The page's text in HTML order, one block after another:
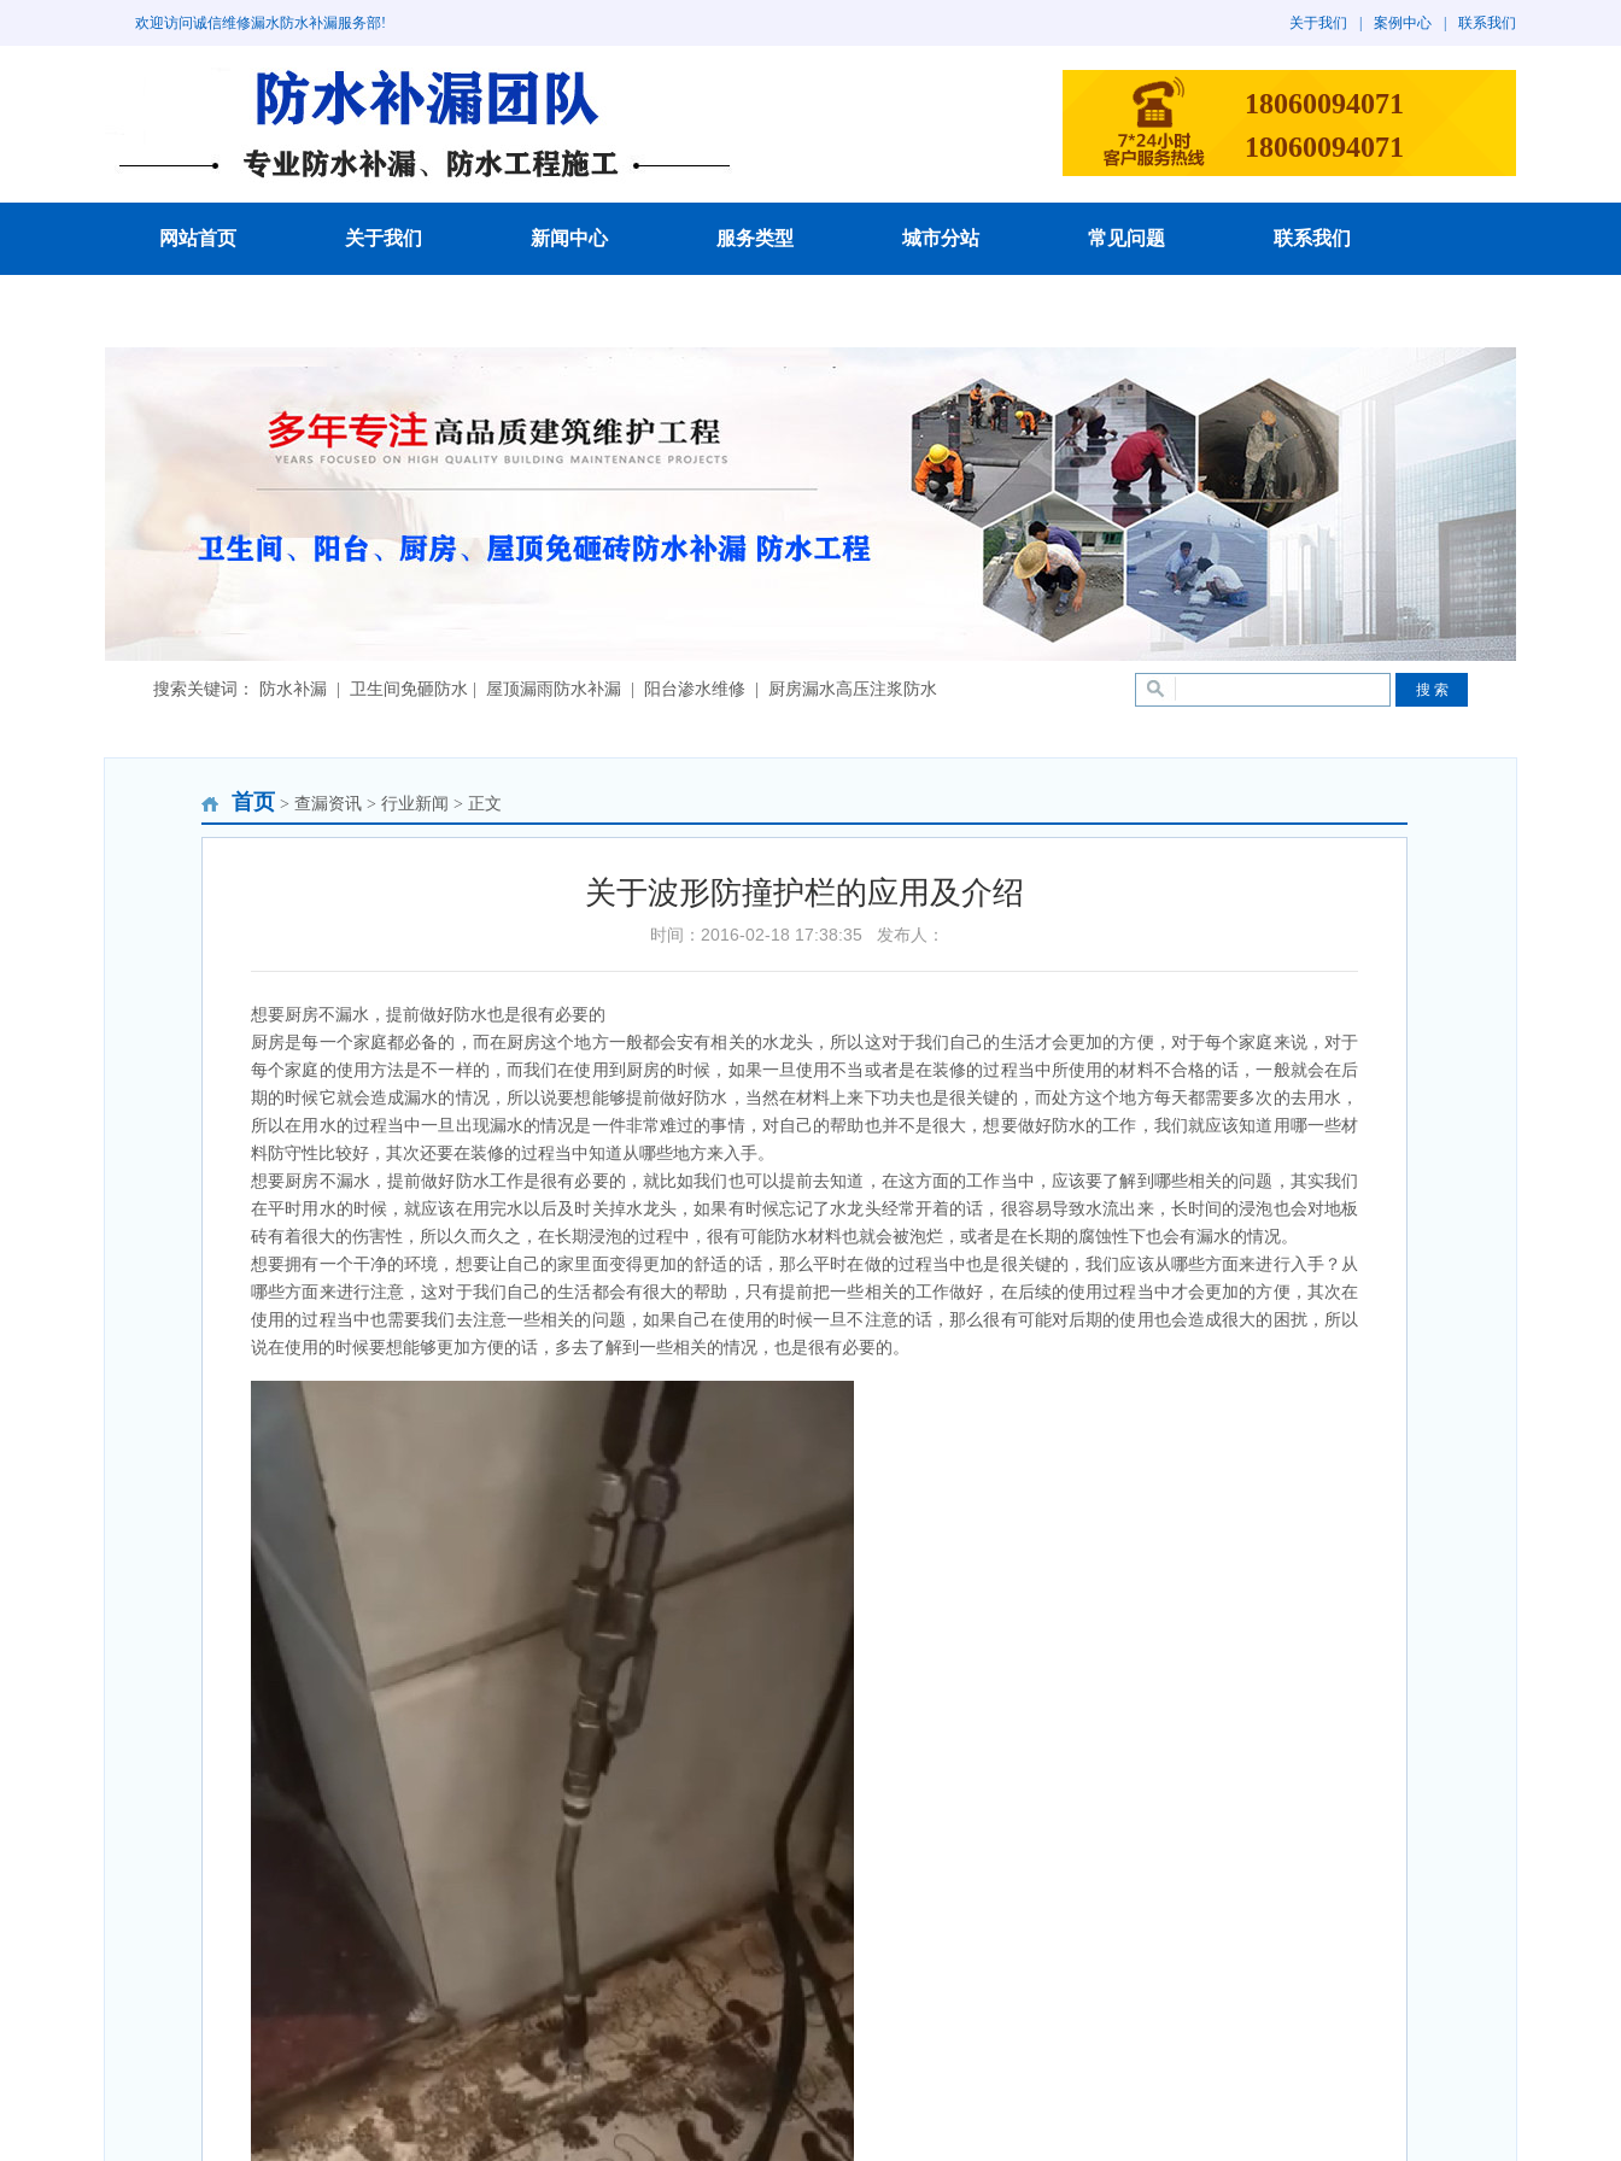
欢迎访问诚信维修漏水防水补漏服务部! 关于我们 案例中心 联系我们
18060094071
18060094071
网站首页 关于我们 新闻中心 服务类型 城市分站 常见问题 联系我们
搜索关键词： 防水补漏 | 卫生间免砸防水 | 屋顶漏雨防水补漏 | 阳台渗水维修 | 厨房漏水高压注浆防水
首页 > 查漏资讯 > 行业新闻 > 正文
关于波形防撞护栏的应用及介绍
时间：2016-02-18 17:38:35 发布人：
想要厨房不漏水，提前做好防水也是很有必要的
厨房是每一个家庭都必备的，而在厨房这个地方一般都会安有相关的水龙头，所以这对于我们自己的生活才会更加的方便，对于每个家庭来说，对于
每个家庭的使用方法是不一样的，而我们在使用到厨房的时候，如果一旦使用不当或者是在装修的过程当中所使用的材料不合格的话，一般就会在后
期的时候它就会造成漏水的情况，所以说要想能够提前做好防水，当然在材料上来下功夫也是很关键的，而处方这个地方每天都需要多次的去用水，
所以在用水的过程当中一旦出现漏水的情况是一件非常难过的事情，对自己的帮助也并不是很大，想要做好防水的工作，我们就应该知道用哪一些材
料防守性比较好，其次还要在装修的过程当中知道从哪些地方来入手。
想要厨房不漏水，提前做好防水工作是很有必要的，就比如我们也可以提前去知道，在这方面的工作当中，应该要了解到哪些相关的问题，其实我们
在平时用水的时候，就应该在用完水以后及时关掉水龙头，如果有时候忘记了水龙头经常开着的话，很容易导致水流出来，长时间的浸泡也会对地板
砖有着很大的伤害性，所以久而久之，在长期浸泡的过程中，很有可能防水材料也就会被泡烂，或者是在长期的腐蚀性下也会有漏水的情况。
想要拥有一个干净的环境，想要让自己的家里面变得更加的舒适的话，那么平时在做的过程当中也是很关键的，我们应该从哪些方面来进行入手？从
哪些方面来进行注意，这对于我们自己的生活都会有很大的帮助，只有提前把一些相关的工作做好，在后续的使用过程当中才会更加的方便，其次在
使用的过程当中也需要我们去注意一些相关的问题，如果自己在使用的时候一旦不注意的话，那么很有可能对后期的使用也会造成很大的困扰，所以
说在使用的时候要想能够更加方便的话，多去了解到一些相关的情况，也是很有必要的。